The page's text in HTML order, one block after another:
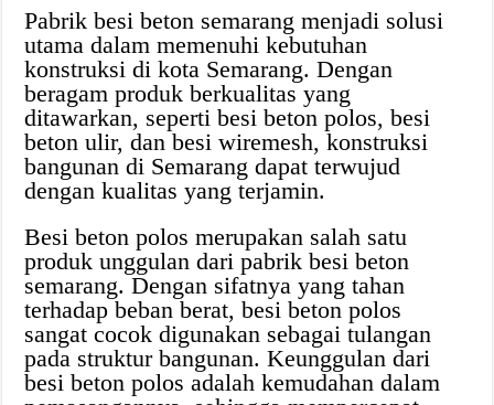
Pabrik besi beton semarang menjadi solusi
utama dalam memenuhi kebutuhan
konstruksi di kota Semarang. Dengan
beragam produk berkualitas yang
ditawarkan, seperti besi beton polos, besi
beton ulir, dan besi wiremesh, konstruksi
bangunan di Semarang dapat terwujud
dengan kualitas yang terjamin.
Besi beton polos merupakan salah satu
produk unggulan dari pabrik besi beton
semarang. Dengan sifatnya yang tahan
terhadap beban berat, besi beton polos
sangat cocok digunakan sebagai tulangan
pada struktur bangunan. Keunggulan dari
besi beton polos adalah kemudahan dalam